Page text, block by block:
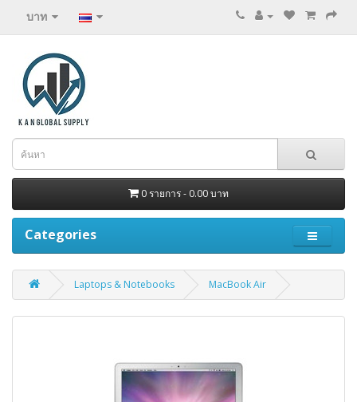
บาท
0 รายการ - 0.00 บาท
Categories
Laptops & Notebooks MacBook Air